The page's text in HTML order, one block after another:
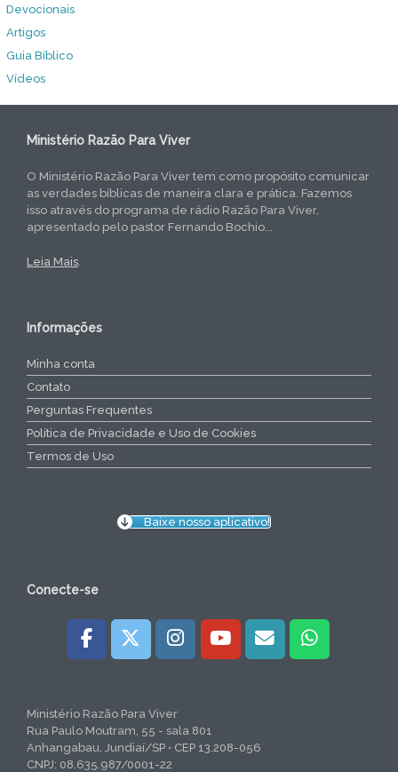
Devocionais
Artigos
Guia Bíblico
Vídeos
Ministério Razão Para Viver
O Ministério Razão Para Viver tem como propósito comunicar
as verdades bíblicas de maneira clara e prática. Fazemos
isso através do programa de rádio Razão Para Viver,
apresentado pelo pastor Fernando Bochio...
Leia Mais
Informações
Minha conta
Contato
Perguntas Frequentes
Política de Privacidade e Uso de Cookies
Termos de Uso
Baixe nosso aplicativo!
Conecte-se
Ministério Razão Para Viver
Rua Paulo Moutram, 55 - sala 801
Anhangabau, Jundiaí/SP • CEP 13.208-056
CNPJ: 08.635.987/0001-22